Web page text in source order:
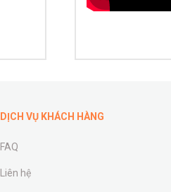
DỊCH VỤ KHÁCH HÀNG
FAQ
Liên hệ